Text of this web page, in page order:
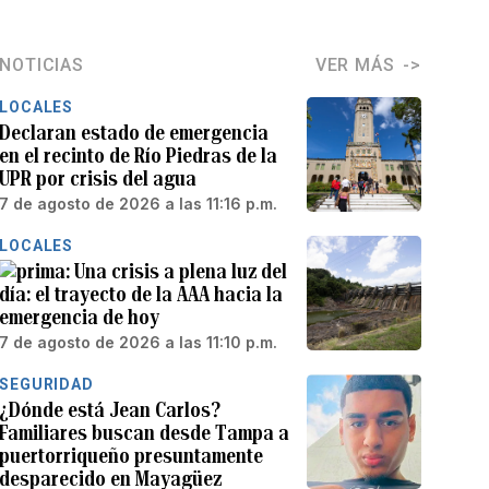
NOTICIAS VER MÁS
LOCALES
Declaran estado de emergencia
en el recinto de Río Piedras de la
UPR por crisis del agua
7 de agosto de 2026 a las 11:16 p.m.
LOCALES
Una crisis a plena luz del
día: el trayecto de la AAA hacia la
emergencia de hoy
7 de agosto de 2026 a las 11:10 p.m.
SEGURIDAD
¿Dónde está Jean Carlos?
Familiares buscan desde Tampa a
puertorriqueño presuntamente
desparecido en Mayagüez